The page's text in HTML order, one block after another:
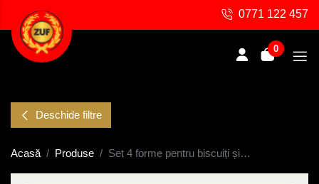
0771 122 457
0
Deschide filtre
Acasă Produse Set 4 forme pentru biscuiți și fursecuri cu ejector – modele de Crăciun